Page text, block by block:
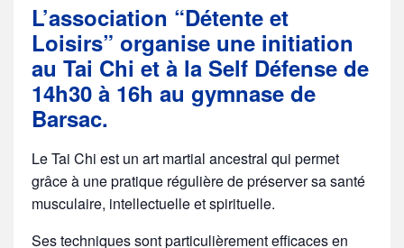
L’association “Détente et
Loisirs” organise une initiation
au Tai Chi et à la Self Défense de
14h30 à 16h au gymnase de
Barsac.
Le Tai Chi est un art martial ancestral qui permet
grâce à une pratique régulière de préserver sa santé
musculaire, intellectuelle et spirituelle.
Ses techniques sont particulièrement efficaces en